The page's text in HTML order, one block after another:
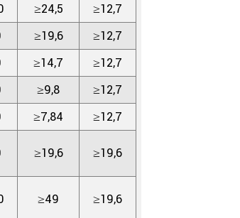
≥24,5
≥12,7
≥19,6
≥12,7
≥14,7
≥12,7
≥9,8
≥12,7
≥7,84
≥12,7
≥19,6 ≥19,6
≥49 ≥19,6